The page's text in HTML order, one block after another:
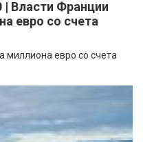
| Власти Франции
евро со счета
миллиона евро со счета